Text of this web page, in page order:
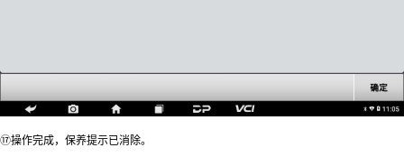
⑰操作完成，保养提示已消除。